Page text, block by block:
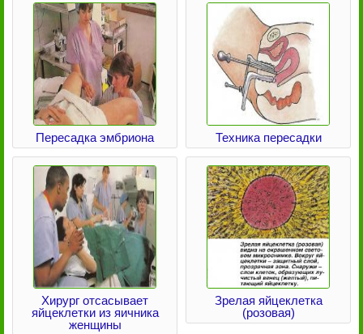
Пересадка эмбриона Техника пересадки
Хирург отсасывает
яйцеклетки из яичника
женщины
Зрелая яйцеклетка
(розовая)